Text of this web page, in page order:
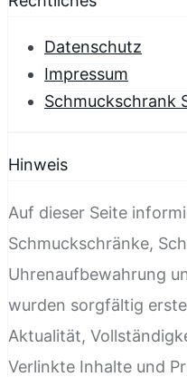
Datenschutz
Impressum
Schmuckschrank
Hinweis
Auf dieser Seite
Schmuckschränke,
Uhrenaufbewahrung
wurden sorgfältig
Aktualität,
Verlinkte Inhalte und